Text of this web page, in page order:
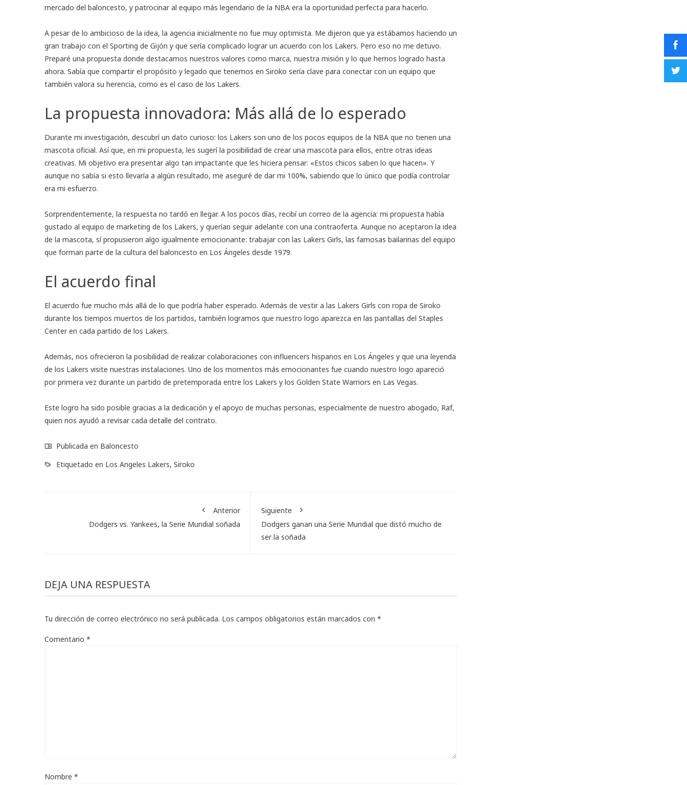
mercado del baloncesto, y patrocinar al equipo más legendario de la NBA era la oportunidad perfecta para hacerlo.
A pesar de lo ambicioso de la idea, la agencia inicialmente no fue muy optimista. Me dijeron que ya estábamos haciendo un
gran trabajo con el Sporting de Gijón y que sería complicado lograr un acuerdo con los Lakers. Pero eso no me detuvo.
Preparé una propuesta donde destacamos nuestros valores como marca, nuestra misión y lo que hemos logrado hasta
ahora. Sabía que compartir el propósito y legado que tenemos en Siroko sería clave para conectar con un equipo que
también valora su herencia, como es el caso de los Lakers.
La propuesta innovadora: Más allá de lo esperado
Durante mi investigación, descubrí un dato curioso: los Lakers son uno de los pocos equipos de la NBA que no tienen una
mascota oficial. Así que, en mi propuesta, les sugerí la posibilidad de crear una mascota para ellos, entre otras ideas
creativas. Mi objetivo era presentar algo tan impactante que les hiciera pensar: «Estos chicos saben lo que hacen». Y
aunque no sabía si esto llevaría a algún resultado, me aseguré de dar mi 100%, sabiendo que lo único que podía controlar
era mi esfuerzo.
Sorprendentemente, la respuesta no tardó en llegar. A los pocos días, recibí un correo de la agencia: mi propuesta había
gustado al equipo de marketing de los Lakers, y querían seguir adelante con una contraoferta. Aunque no aceptaron la idea
de la mascota, sí propusieron algo igualmente emocionante: trabajar con las Lakers Girls, las famosas bailarinas del equipo
que forman parte de la cultura del baloncesto en Los Ángeles desde 1979.
El acuerdo final
El acuerdo fue mucho más allá de lo que podría haber esperado. Además de vestir a las Lakers Girls con ropa de Siroko
durante los tiempos muertos de los partidos, también logramos que nuestro logo aparezca en las pantallas del Staples
Center en cada partido de los Lakers.
Además, nos ofrecieron la posibilidad de realizar colaboraciones con influencers hispanos en Los Ángeles y que una leyenda
de los Lakers visite nuestras instalaciones. Uno de los momentos más emocionantes fue cuando nuestro logo apareció
por primera vez durante un partido de pretemporada entre los Lakers y los Golden State Warriors en Las Vegas.
Este logro ha sido posible gracias a la dedicación y el apoyo de muchas personas, especialmente de nuestro abogado, Raf,
quien nos ayudó a revisar cada detalle del contrato.
Publicada en Baloncesto
Etiquetado en Los Angeles Lakers, Siroko
Anterior
Dodgers vs. Yankees, la Serie Mundial soñada
Siguiente
Dodgers ganan una Serie Mundial que distó mucho de
ser la soñada
DEJA UNA RESPUESTA
Tu dirección de correo electrónico no será publicada. Los campos obligatorios están marcados con *
Comentario *
Nombre *